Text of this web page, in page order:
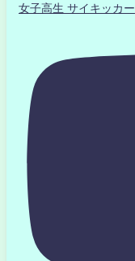
女子高生 サイキッカー